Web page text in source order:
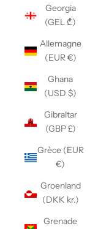
Georgia
(GEL ₾)
Allemagne
(EUR €)
Ghana
(USD $)
Gibraltar
(GBP £)
Grèce (EUR
€)
Groenland
(DKK kr.)
Grenade